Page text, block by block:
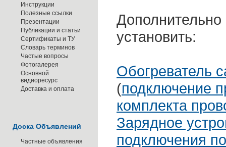
Инструкции
Полезные ссылки
Презентации
Публикации и статьи
Сертификаты и ТУ
Словарь терминов
Частые вопросы
Фотогалерея
Основной
видиоресурс
Доставка и оплата
Доска Объявлений
Частные объявления
установить:
Обогреватель
(подключение
комплекта
Зарядное
подключения